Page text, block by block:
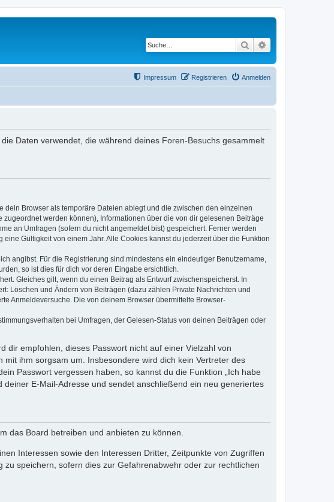
Suche
Anmelden
Registrieren
Impressum
Daten verwendet, die während deines Foren-Besuchs gesammelt
Browser als temporäre Dateien ablegt und die zwischen den einzelnen
werden können), Informationen über die von dir gelesenen Beiträge
an Umfragen (sofern du nicht angemeldet bist) gespeichert. Ferner werden
Gültigkeit von einem Jahr. Alle Cookies kannst du jederzeit über die Funktion
angibst. Für die Registrierung sind mindestens ein eindeutiger Benutzername,
so ist dies für dich vor deren Eingabe ersichtlich.
Gleiches gilt, wenn du einen Beitrag als Entwurf zwischenspeicherst. In
Löschen und Ändern von Beiträgen (dazu zählen Private Nachrichten und
Anmeldeversuche. Die von deinem Browser übermittelte Browser-
bei Umfragen, der Gelesen-Status von deinen Beiträgen oder
dir empfohlen, dieses Passwort nicht auf einer Vielzahl von
ihm sorgsam um. Insbesondere wird dich kein Vertreter des
Passwort vergessen haben, so kannst du die Funktion „Ich habe
E-Mail-Adresse und sendet anschließend ein neu generiertes
das Board betreiben und anbieten zu können.
Interessen sowie den Interessen Dritter, Zeitpunkte von Zugriffen
speichern, sofern dies zur Gefahrenabwehr oder zur rechtlichen